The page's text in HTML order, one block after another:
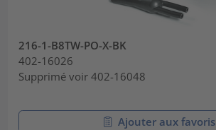
216-1-B8TW-PO-X-BK
402-16026
Supprimé voir 402-16048
Ajouter aux favoris